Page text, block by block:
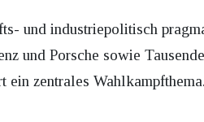
und industriepolitisch
und Porsche sowie
zentrales Wahlkampfthema.